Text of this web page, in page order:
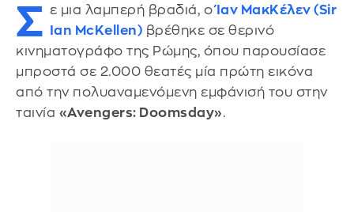
Σ ε μια λαμπερή βραδιά, οΊαν ΜακΚέλεν (Sir
Ian McKellen) βρέθηκε σε θερινό
κινηματογράφο της Ρώμης, όπου παρουσίασε
μπροστά σε 2.000 θεατές μία πρώτη εικόνα
από την πολυαναμενόμενη εμφάνισή του στην
ταινία «Avengers: Doomsday».